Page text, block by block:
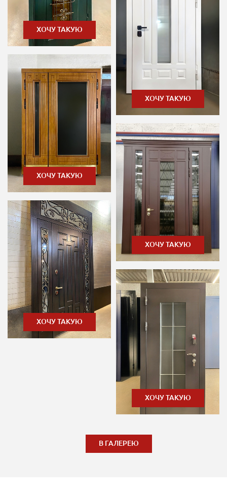
ХОЧУ ТАКУЮ
ХОЧУ ТАКУЮ
ХОЧУ ТАКУЮ
ХОЧУ ТАКУЮ
ХОЧУ ТАКУЮ
ХОЧУ ТАКУЮ
В ГАЛЕРЕЮ